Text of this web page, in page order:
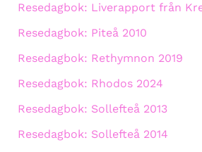
Resedagbok: Liverapport från
Resedagbok: Piteå 2010
Resedagbok: Rethymnon 2019
Resedagbok: Rhodos 2024
Resedagbok: Sollefteå 2013
Resedagbok: Sollefteå 2014